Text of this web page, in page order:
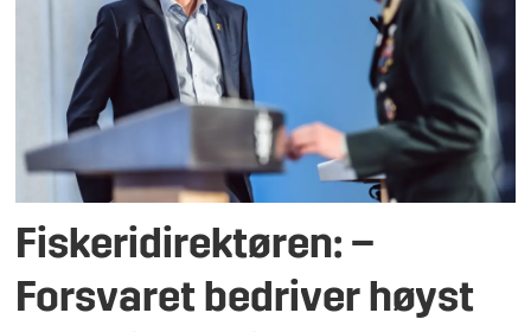
Fiskeridirektøren: –
Forsvaret bedriver høyst